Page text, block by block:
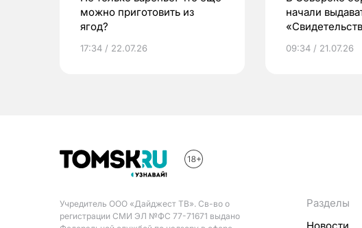
можно приготовить из
ягод?
17:34 / 22.07.26
начали
09:34 / 21.07.26
Учредитель ООО «Дайджест ТВ». Св-во о
регистрации СМИ ЭЛ №ФС 77-71671 выдано
Разделы